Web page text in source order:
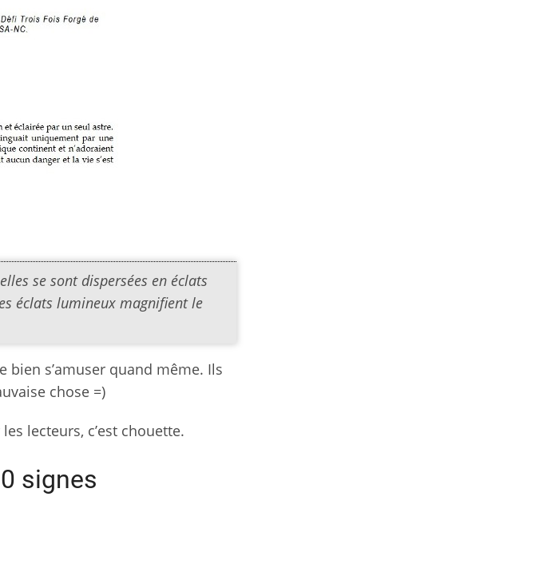
se sont dispersées en éclats
éclats lumineux magnifient le
bien s’amuser quand même. Ils
chose =)
lecteurs, c’est chouette.
signes